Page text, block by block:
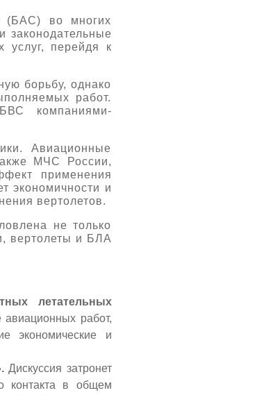
(БАС) во многих
законодательные
услуг, перейдя к
борьбу, однако
работ.
компаниями-
Авиационные
МЧС России,
применения
экономичности и
вертолетов.
не только
вертолеты и БЛА
летательных
авиационных работ,
экономические и
Дискуссия затронет
контакта в общем